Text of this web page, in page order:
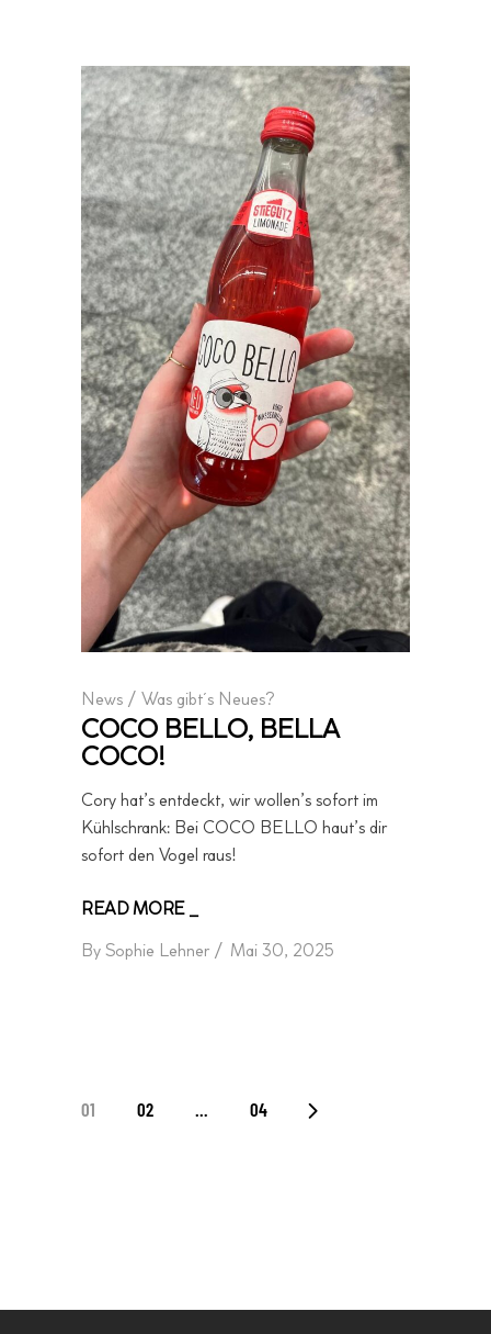
News / Was gibt´s Neues?
COCO BELLO, BELLA
COCO!
Cory hat’s entdeckt, wir wollen’s sofort im
Kühlschrank: Bei COCO BELLO haut’s dir
sofort den Vogel raus!
READ MORE _
By Sophie Lehner Mai 30, 2025
SEITENNUMMERIERUNG
01 02 … 04